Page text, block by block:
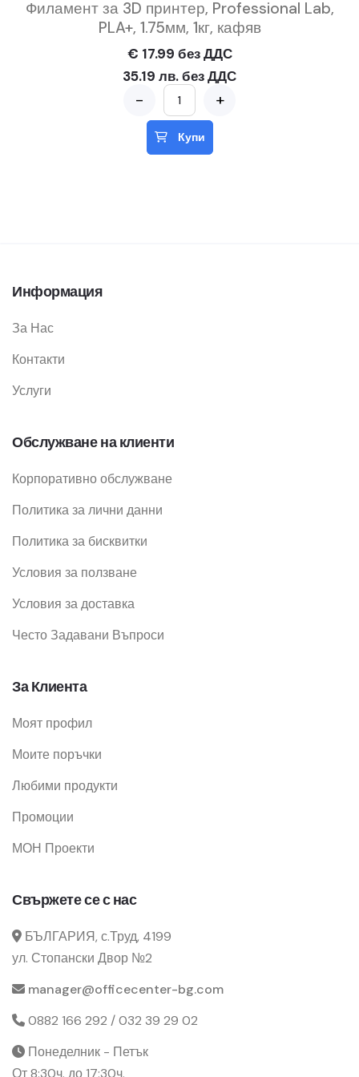
Филамент за 3D принтер, Professional Lab,
PLA+, 1.75мм, 1кг, кафяв
€ 17.99 без ДДС
35.19 лв. без ДДС
- +
Купи
Информация
За Нас
Контакти
Услуги
Обслужване на клиенти
Корпоративно обслужване
Политика за лични данни
Политика за бисквитки
Условия за ползване
Условия за доставка
Често Задавани Въпроси
За Клиента
Моят профил
Моите поръчки
Любими продукти
Промоции
МОН Проекти
Свържете се с нас
БЪЛГАРИЯ, с.Труд, 4199
ул. Стопански Двор №2
manager@officecenter-bg.com
0882 166 292 / 032 39 29 02
Понеделник - Петък
От 8:30ч. до 17:30ч.